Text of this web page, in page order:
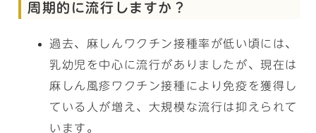
周期的に流行しますか？
過去、麻しんワクチン接種率が低い頃には、
乳幼児を中心に流行がありましたが、現在は
麻しん風疹ワクチン接種により免疫を獲得し
ている人が増え、大規模な流行は抑えられて
います。